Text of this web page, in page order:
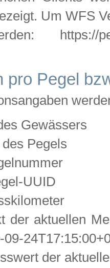
Um WFS
https://
pro Pegel
Gewässers
Pegels
UUID
der aktuellen
09-
der